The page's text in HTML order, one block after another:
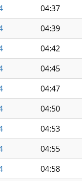
04:37
04:39
04:42
04:45
04:47
04:50
04:53
04:55
04:58